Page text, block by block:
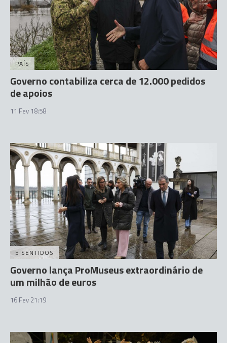
PAÍS
Governo contabiliza cerca de 12.000 pedidos
de apoios
11 Fev 18:58
5 SENTIDOS
Governo lança ProMuseus extraordinário de
um milhão de euros
16 Fev 21:19